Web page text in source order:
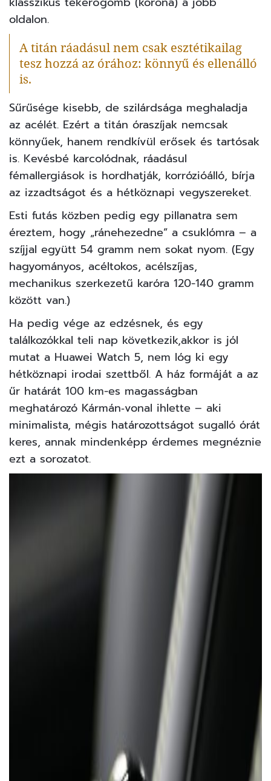
oldalon.
A titán ráadásul nem csak esztétikailag
tesz hozzá az órához: könnyű és ellenálló
is.
Sűrűsége kisebb, de szilárdsága meghaladja
az acélét. Ezért a titán óraszíjak nemcsak
könnyűek, hanem rendkívül erősek és tartósak
is. Kevésbé karcolódnak, ráadásul
fémallergiások is hordhatják, korrózióálló, bírja
az izzadtságot és a hétköznapi vegyszereket.
Esti futás közben pedig egy pillanatra sem
éreztem, hogy „ránehezedne” a csuklómra – a
szíjjal együtt 54 gramm nem sokat nyom. (Egy
hagyományos, acéltokos, acélszíjas,
mechanikus szerkezetű karóra 120-140 gramm
között van.)
Ha pedig vége az edzésnek, és egy
találkozókkal teli nap következik,akkor is jól
mutat a Huawei Watch 5, nem lóg ki egy
hétköznapi irodai szettből. A ház formáját a az
űr határát 100 km-es magasságban
meghatározó Kármán‑vonal ihlette – aki
minimalista, mégis határozottságot sugalló órát
keres, annak mindenképp érdemes megnéznie
ezt a sorozatot.